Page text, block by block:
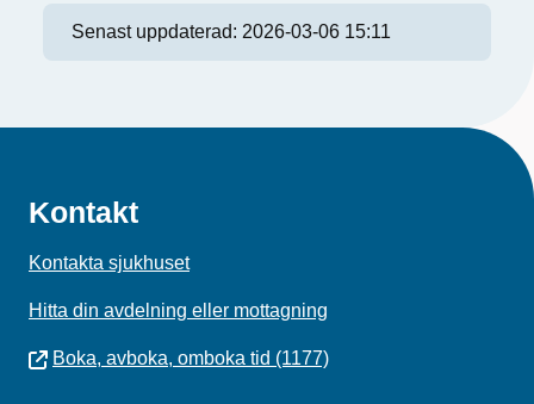
Senast uppdaterad: 2026-03-06 15:11
Kontakt
Kontakta sjukhuset
Hitta din avdelning eller mottagning
Boka, avboka, omboka tid (1177)